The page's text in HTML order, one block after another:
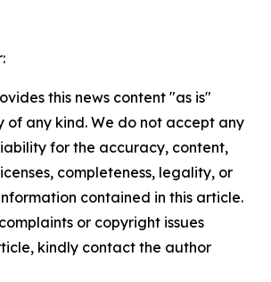
this news content "as is"
any kind. We do not accept any
for the accuracy, content,
completeness, legality, or
contained in this article.
or copyright issues
kindly contact the author